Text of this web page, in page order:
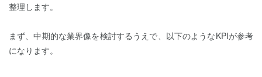
整理します。
まず、中期的な業界像を検討するうえで、以下のようなKPIが参考
になります。